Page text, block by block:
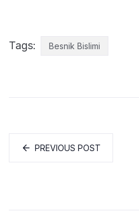
Tags: Besnik Bislimi
PREVIOUS POST